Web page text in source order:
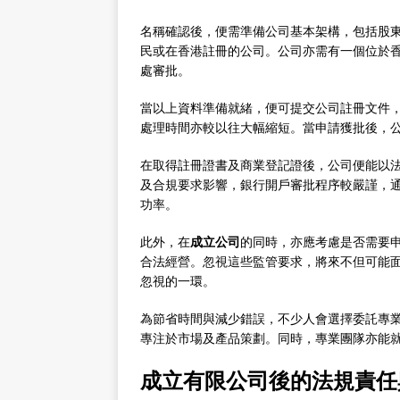
名稱確認後，便需準備公司基本架構，包括股
民或在香港註冊的公司。公司亦需有一個位於
處審批。
當以上資料準備就緒，便可提交公司註冊文件
處理時間亦較以往大幅縮短。當申請獲批後，
在取得註冊證書及商業登記證後，公司便能以
及合規要求影響，銀行開戶審批程序較嚴謹，
功率。
此外，在成立公司的同時，亦應考慮是否需要
合法經營。忽視這些監管要求，將來不但可能
忽視的一環。
為節省時間與減少錯誤，不少人會選擇委託專
專注於市場及產品策劃。同時，專業團隊亦能
成立有限公司後的法規責